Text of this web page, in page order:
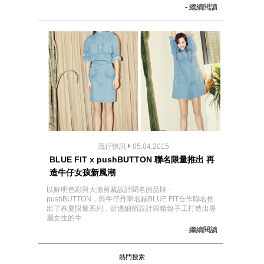
- 繼續閱讀
流行快訊 05.04.2015
BLUE FIT x pushBUTTON 聯名限量推出 再
造牛仔女孩新風潮
以鮮明色彩與大膽剪裁設計聞名的品牌 -
pushBUTTON，與牛仔丹寧名鋪BLUE FIT合作聯名推
出了春夏限量系列，折邊細節設計與精致手工打造出專
屬女生的牛...
- 繼續閱讀
熱門搜索